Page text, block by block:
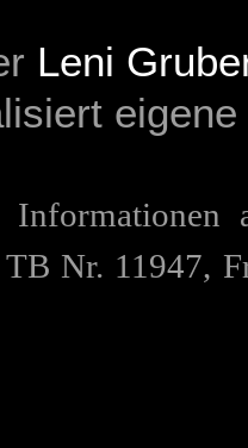
Leni
Informationen
Nr. 11947,